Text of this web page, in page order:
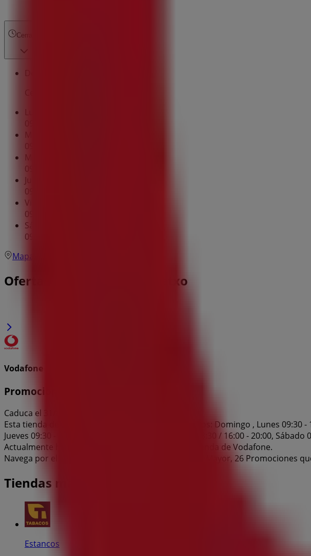
Cerrado
09:30 - 13:30
Martes
09:30 - 13:30
Miércoles
09:30 - 13:30
Jueves
09:30 - 13:30
Viernes
09:30 - 13:30
Sábado
09:30 - 13:30
Mapa
Ofertas de Vodafone en Getxo
Vodafone
Promociones
Caduca el 31/8
Esta tienda de Vodafone tiene los siguientes horarios: Domingo , Lunes 09:30 -
Jueves 09:30 - 13:30 / 16:00 - 20:00, Viernes 09:30 - 13:30 / 16:00 - 20:00, Sábado
Actualmente hay 1 catálogos disponibles en esta tienda de Vodafone.
Navega por el último catálogo de Vodafone en Calle Mayor, 26 Promociones
Tiendas más cercanas
Estancos